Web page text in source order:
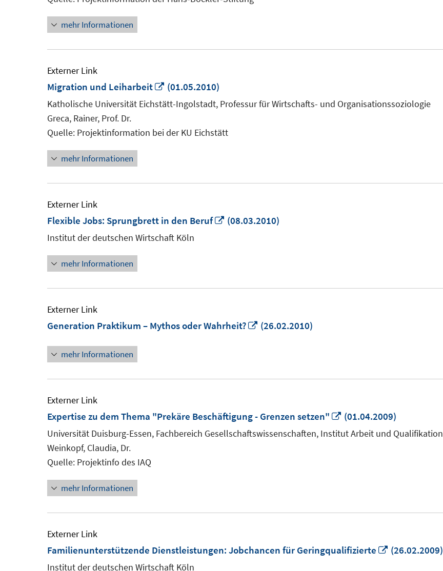
mehr Informationen
Externer Link
Migration und Leiharbeit
In
neuem
öffnen
(01.05.2010)
Katholische Universität Eichstätt-Ingolstadt, Professur für Wirtschafts- und Organisationssoziologie
Greca, Rainer, Prof. Dr.
Quelle: Projektinformation bei der KU Eichstätt
mehr Informationen
Externer Link
Flexible Jobs: Sprungbrett in den Beruf
In
(08.03.2010)
Institut der deutschen Wirtschaft Köln
mehr Informationen
Externer Link
Generation Praktikum – Mythos oder Wahrheit?
In
(26.02.2010)
mehr Informationen
Externer Link
Expertise zu dem Thema "Prekäre Beschäftigung - Grenzen setzen"
In
neuem
(01.04.2009)
Universität Duisburg-Essen, Fachbereich Gesellschaftswissenschaften, Institut Arbeit und Qualifikation
Weinkopf, Claudia, Dr.
Quelle: Projektinfo des IAQ
mehr Informationen
Externer Link
Familienunterstützende Dienstleistungen: Jobchancen für Geringqualifizierte
In
(26.02.2009)
Institut der deutschen Wirtschaft Köln